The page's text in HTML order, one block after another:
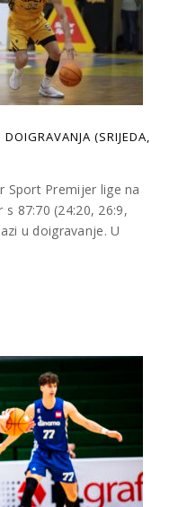
(SRIJEDA,
Sport Premijer lige na
s 87:70 (24:20, 26:9,
u doigravanje. U